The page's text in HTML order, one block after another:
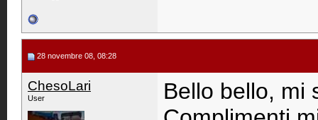
28 novembre 08, 08:28
ChesoLari
User
Bello bello, mi